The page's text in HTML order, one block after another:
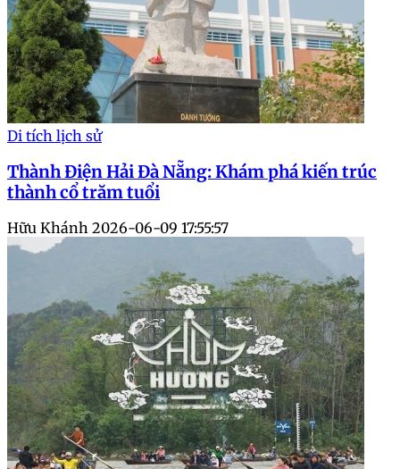
Di tích lịch sử
Thành Điện Hải Đà Nẵng: Khám phá kiến trúc
thành cổ trăm tuổi
Hữu Khánh 2026-06-09 17:55:57